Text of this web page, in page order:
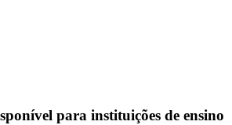
para instituições de ensino